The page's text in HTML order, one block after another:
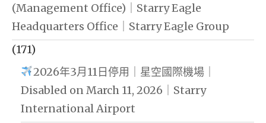
(Management Office)｜Starry Eagle
Headquarters Office｜Starry Eagle Group
(171)
2026年3月11日停用｜星空國際機場｜
Disabled on March 11, 2026｜Starry
International Airport